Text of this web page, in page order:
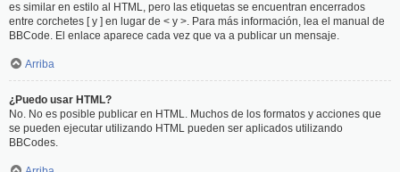
es similar en estilo al HTML, pero las etiquetas se encuentran encerrados
entre corchetes [ y ] en lugar de < y >. Para más información, lea el manual de
BBCode. El enlace aparece cada vez que va a publicar un mensaje.
Arriba
¿Puedo usar HTML?
No. No es posible publicar en HTML. Muchos de los formatos y acciones que
se pueden ejecutar utilizando HTML pueden ser aplicados utilizando
BBCodes.